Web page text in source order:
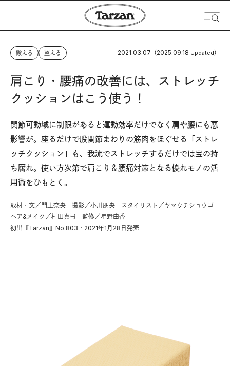
鍛える 整える 2021.03.07 （2025.09.18 Updated）
肩こり・腰痛の改善には、ストレッチ
クッションはこう使う！
関節可動域に制限があると運動効率だけでなく肩や腰にも悪
影響が。座るだけで股関節まわりの筋肉をほぐせる「ストレ
ッチクッション」も、我流でストレッチするだけでは宝の持
ち腐れ。使い方次第で肩こり＆腰痛対策となる優れモノの活
用術をひもとく。
取材・文／門上奈央 撮影／小川朋央 スタイリスト／ヤマウチショウゴ
ヘア&メイク／村田真弓 監修／星野由香
初出『Tarzan』No.803・2021年1月28日発売